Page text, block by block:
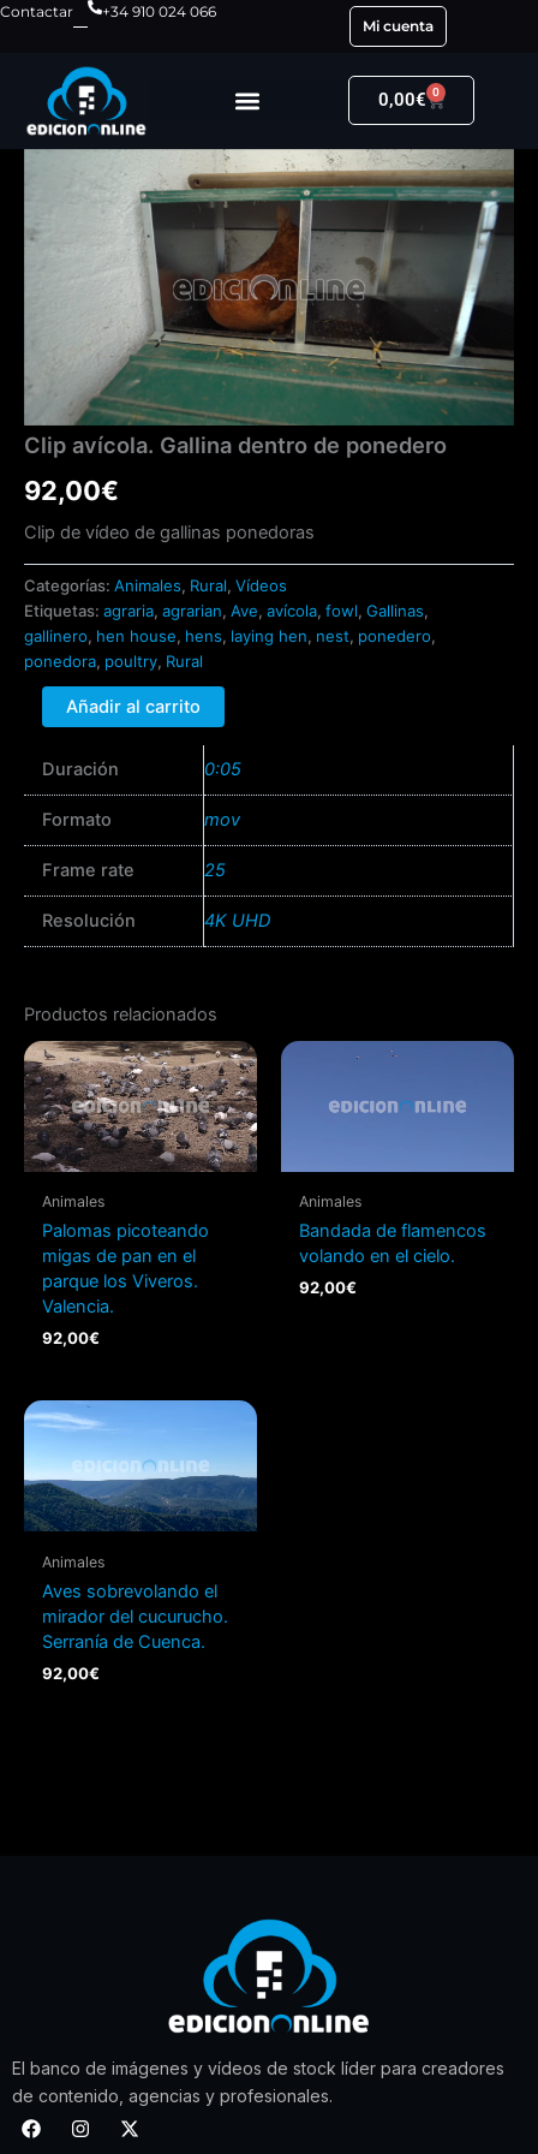
Ir
contenido
Contactar
+34 910 024 066
Mi cuenta
0,00€ 0
Carrito
Clip avícola. Gallina dentro de ponedero
92,00€
Clip de vídeo de gallinas ponedoras
Categorías: Animales, Rural, Vídeos
Etiquetas: agraria, agrarian, Ave, avícola, fowl, Gallinas,
gallinero, hen house, hens, laying hen, nest, ponedero,
ponedora, poultry, Rural
dentro
ponedero
Añadir al carrito
Duración 0:05
Formato mov
Frame rate 25
Resolución 4K UHD
Productos relacionados
Animales
Palomas picoteando
migas de pan en el
parque los Viveros.
Valencia.
92,00€
Animales
Bandada de flamencos
volando en el cielo.
92,00€
Animales
Aves sobrevolando el
mirador del cucurucho.
Serranía de Cuenca.
92,00€
El banco de imágenes y vídeos de stock líder para creadores
de contenido, agencias y profesionales.
F
a
I
n
X
-